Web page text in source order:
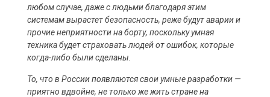
любом случае, даже с людьми благодаря этим
системам вырастет безопасность, реже будут аварии и
прочие неприятности на борту, поскольку умная
техника будет страховать людей от ошибок, которые
когда-либо были сделаны.
То, что в России появляются свои умные разработки —
приятно вдвойне, не только же жить стране на